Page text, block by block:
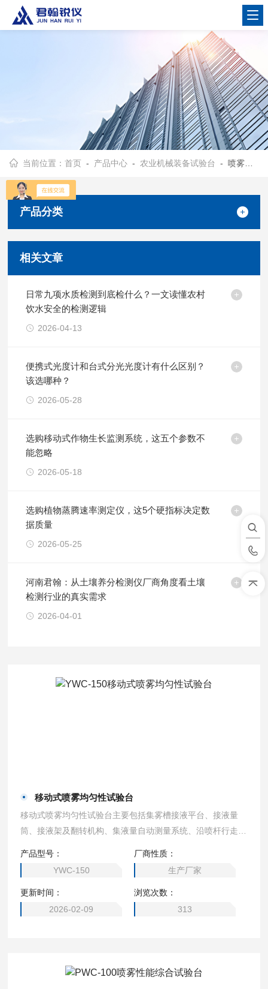
当前位置：首页 - 产品中心 - 农业机械装备试验台 - 喷雾性能试验台
产品分类
相关文章
日常九项水质检测到底检什么？一文读懂农村
饮水安全的检测逻辑
2026-04-13
便携式光度计和台式分光光度计有什么区别？
该选哪种？
2026-05-28
选购移动式作物生长监测系统，这五个参数不
能忽略
2026-05-18
选购植物蒸腾速率测定仪，这5个硬指标决定数
据质量
2026-05-25
河南君翰：从土壤养分检测仪厂商角度看土壤
检测行业的真实需求
2026-04-01
移动式喷雾均匀性试验台
移动式喷雾均匀性试验台主要包括集雾槽接液平台、接液量
筒、接液架及翻转机构、集液量自动测量系统、沿喷杆行走机
产品型号：
YWC-150
厂商性质：
生产厂家
更新时间：
2026-02-09
浏览次数：
313